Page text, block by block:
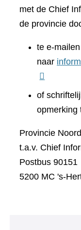
met de Chief
de provincie
te e-mailen
naar
of
opmerking
Provincie
t.a.v. Chief
Postbus 90151
5200 MC 's-